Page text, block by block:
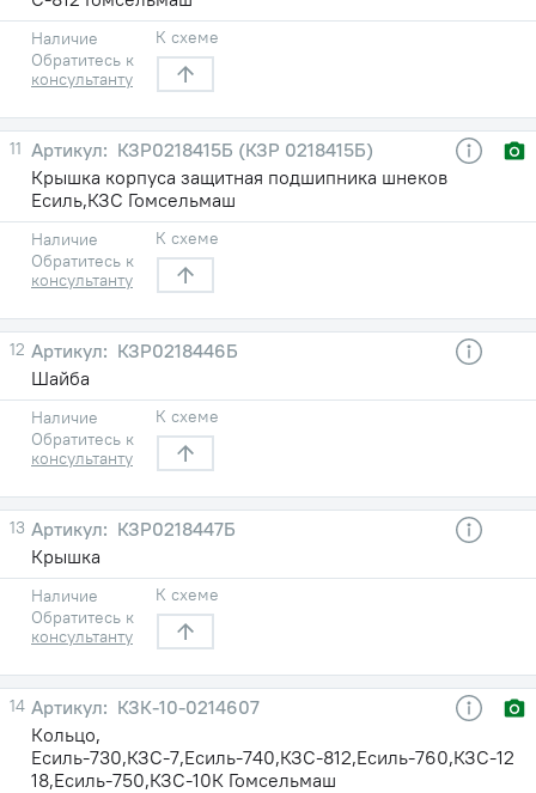
Наличие
Обратитесь к
консультанту
К схеме
11
КЗР0218415Б (КЗР 0218415Б)
Крышка корпуса защитная подшипника шнеков
Есиль,КЗС Гомсельмаш
Наличие
Обратитесь к
консультанту
К схеме
12
КЗР0218446Б
Шайба
Наличие
Обратитесь к
консультанту
К схеме
13
КЗР0218447Б
Крышка
Наличие
Обратитесь к
консультанту
К схеме
14
КЗК-10-0214607
Кольцо,
Есиль-730,КЗС-7,Есиль-740,КЗС-812,Есиль-760,КЗС-12
18,Есиль-750,КЗС-10К Гомсельмаш